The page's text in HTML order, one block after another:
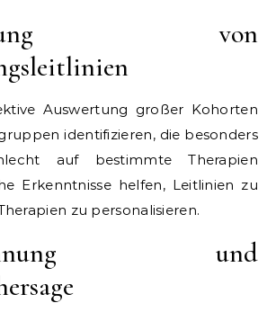
von
Auswertung großer Kohorten
identifizieren, die besonders
auf bestimmte Therapien
Erkenntnisse helfen, Leitlinien zu
zu personalisieren.
und